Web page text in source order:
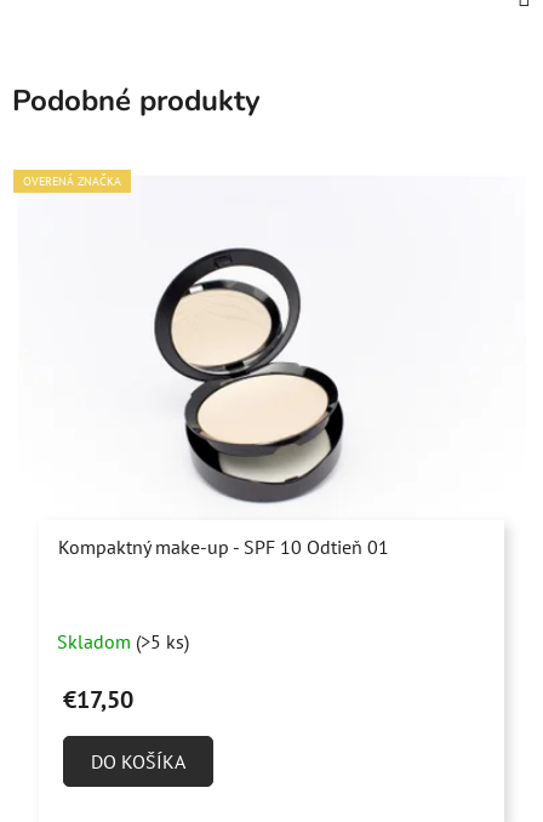
Podobné produkty
OVERENÁ ZNAČKA
Kompaktný make-up - SPF 10 Odtieň 01
Skladom (>5 ks)
€17,50
DO KOŠÍKA